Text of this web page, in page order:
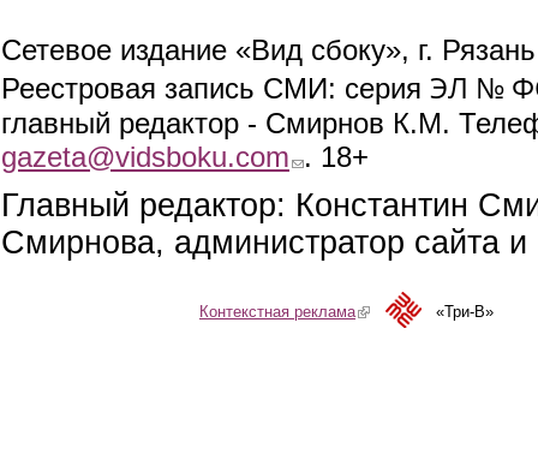
Сетевое издание «Вид сбоку», г.
Реестровая запись СМИ: серия ЭЛ №
главный редактор - Смирнов К.М.
gazeta@vidsboku.com (link sends e-mail)
. 18+
Главный редактор: Константин
Смирнова, администратор сайта
Контекстная реклама(link is external)«Три-В»